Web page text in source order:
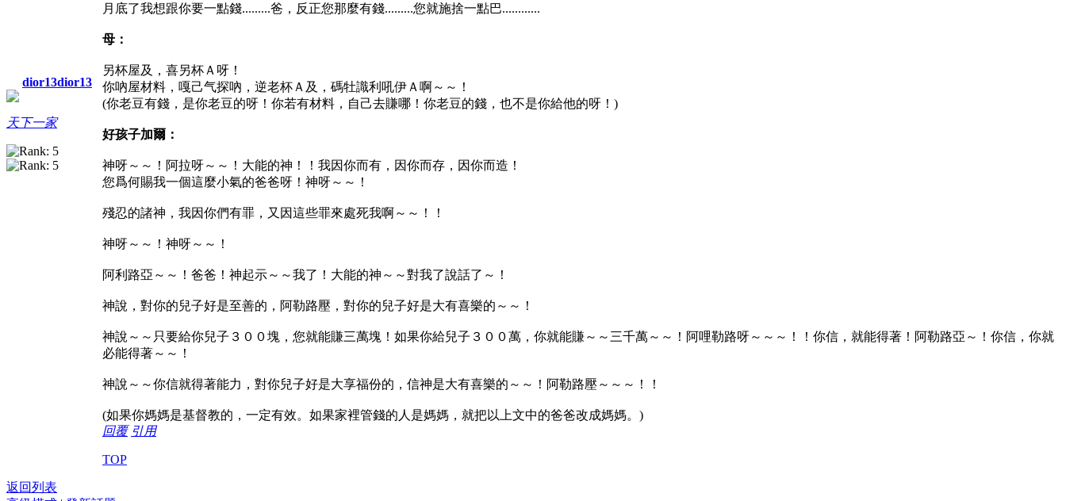
dior13dior13
天下一家
月底了我想跟你要一點錢.........爸，反正您那麼有錢.........您就施捨一點巴............
母：
另杯屋及，喜另杯Ａ呀！
你吶屋材料，嘎己气探吶，逆老杯Ａ及，碼牡識利吼伊Ａ啊～～！
(你老豆有錢，是你老豆的呀！你若有材料，自己去賺哪！你老豆的錢，也不是你給他的呀！ )
好孩子加爾：
神呀～～！阿拉呀～～！大能的神！！我因你而有，因你而存，因你而造！
您爲何賜我一個這麼小氣的爸爸呀！神呀～～！
殘忍的諸神，我因你們有罪，又因這些罪來處死我啊～～！！
神呀～～！神呀～～！
阿利路亞～～！爸爸！神起示～～我了！大能的神～～對我了說話了～！
神說，對你的兒子好是至善的，阿勒路壓，對你的兒子好是大有喜樂的～～！
神說～～只要給你兒子３００塊，您就能賺三萬塊！如果你給兒子３００萬，你就能賺～～三千萬～～！阿哩勒路呀～～～！！你信，就能得著！阿勒路亞～！你信，你就
必能得著～～！
神說～～你信就得著能力，對你兒子好是大享福份的，信神是大有喜樂的～～！阿勒路壓～～～！！
(如果你媽媽是基督教的，一定有效。如果家裡管錢的人是媽媽，就把以上文中的爸爸改成媽媽。 )
回覆 引用
TOP
返回列表